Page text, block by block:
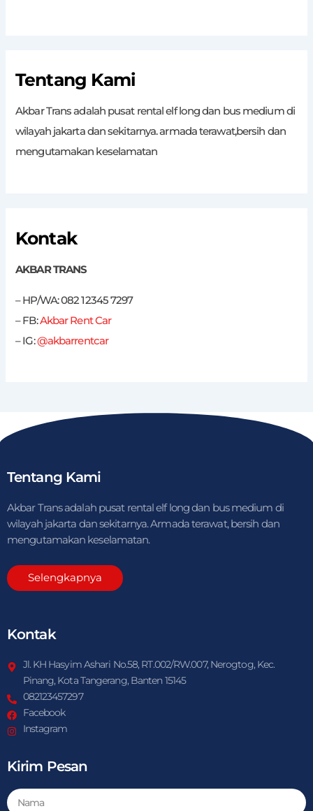
Tentang Kami
Akbar Trans adalah pusat rental elf long dan bus medium di
wilayah jakarta dan sekitarnya. armada terawat,bersih dan
mengutamakan keselamatan
Kontak
AKBAR TRANS
– HP/WA: 082 12345 7297
– FB:Akbar Rent Car
– IG:@akbarrentcar
Tentang Kami
Akbar Trans adalah pusat rental elf long dan bus medium di
wilayah jakarta dan sekitarnya. Armada terawat, bersih dan
mengutamakan keselamatan.
Selengkapnya
Kontak
Jl. KH Hasyim Ashari No.58, RT.002/RW.007, Nerogtog, Kec.
Pinang, Kota Tangerang, Banten 15145
082123457297
Facebook
Instagram
Kirim Pesan